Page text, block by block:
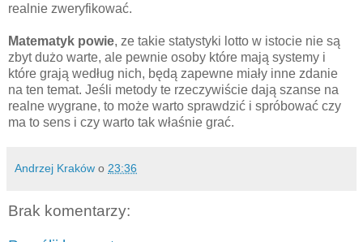
realnie zweryfikować.
Matematyk powie, ze takie statystyki lotto w istocie nie są
zbyt dużo warte, ale pewnie osoby które mają systemy i
które grają według nich, będą zapewne miały inne zdanie
na ten temat. Jeśli metody te rzeczywiście dają szanse na
realne wygrane, to może warto sprawdzić i spróbować czy
ma to sens i czy warto tak właśnie grać.
Andrzej Kraków o 23:36
Brak komentarzy: